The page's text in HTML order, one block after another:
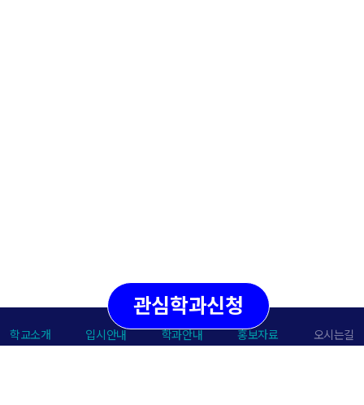
학교소개 입시안내 학과안내 홍보자료 오시는길
관심학과신청